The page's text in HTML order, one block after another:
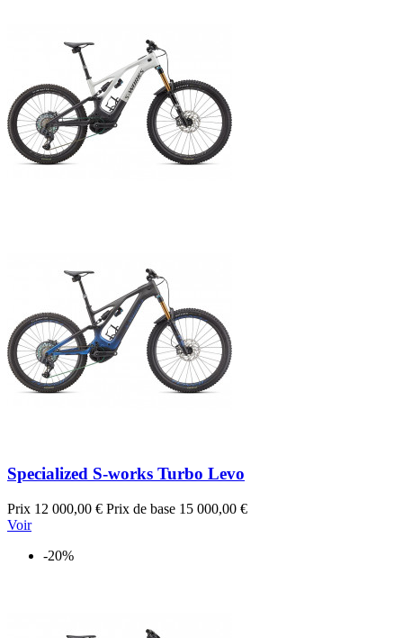
Specialized S-works Turbo Levo
Prix 12 000,00 € Prix de base 15 000,00 €
Voir
-20%